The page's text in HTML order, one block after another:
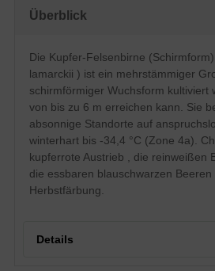
Wuchs
Blatt
Länglich-eiförmig,
zugespitzt, Austrieb
mittelgrün,
orange zu rot, 4 bis
Frucht
Blauschwarze,
Blüte
Reinweiß,
aufrechten Trauben
Blütezeit
April
Rinde
Boden
bis feuchte und
Überblick
Die Kupfer-Felsenbirne
lamarckii ) ist ein mehrstämmiger
schirmförmiger Wuchsform kultiviert
von bis zu 6 m erreichen kann. Sie
absonnige Standorte auf
winterhart bis -34,4 °C (Zone 4a).
kupferrote Austrieb , die reinweißen
die essbaren blauschwarzen
Herbstfärbung.
Details